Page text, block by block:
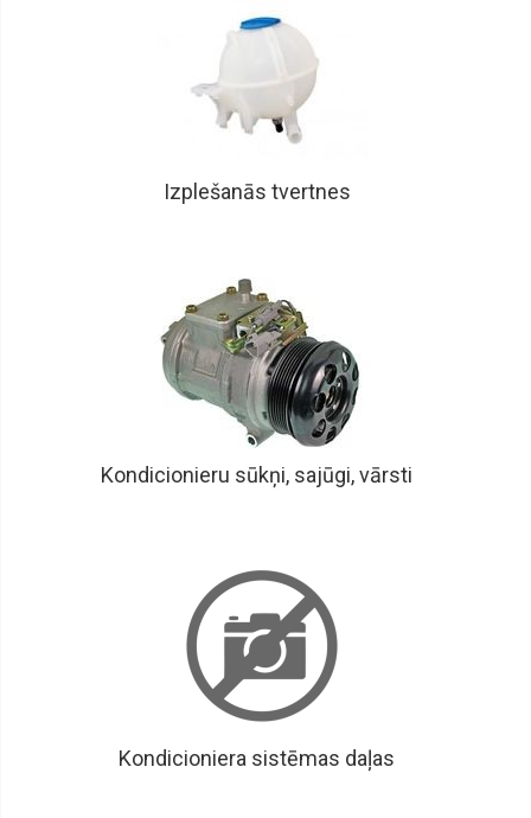
Izplešanās tvertnes
Kondicionieru sūkņi, sajūgi, vārsti
Kondicioniera sistēmas daļas